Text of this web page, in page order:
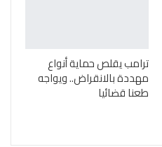
ترامب يقلص حماية أنواع
مهددة بالانقراض.. ويواجه
طعنا قضائيا